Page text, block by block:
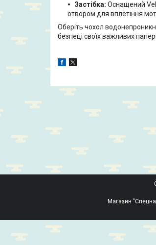
Застібка: Оснащений
отвором для вплетіння
Оберіть чохол
безпеці своїх важливих